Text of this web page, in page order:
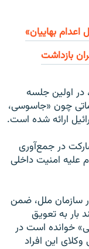
اعدام بهاییان»
در تهران بازداشت
در اولین جلسه
چون «جاسوسی،
ارائه شده است.
در جمع‌آوری
علیه امنیت داخلی
سازمان ملل، ضمن
بار به تعویق
خوانده است در
این افراد